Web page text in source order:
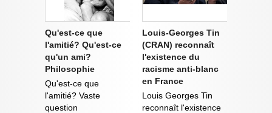
Qu'est-ce que
l'amitié? Qu'est-ce
qu'un ami?
Philosophie
Qu'est-ce que
l'amitié? Vaste
question
Louis-Georges Tin
(CRAN) reconnaît
l'existence du
racisme anti-blanc
en France
Louis Georges Tin
reconnaît l'existence